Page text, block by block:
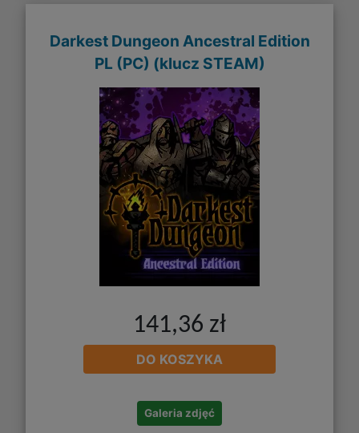
Darkest Dungeon Ancestral Edition
PL (PC) (klucz STEAM)
141,36 zł
DO KOSZYKA
Galeria zdjęć